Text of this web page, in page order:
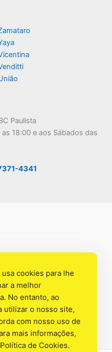
Paulista
18:00 e aos Sábados das
4341
cookies para lhe
a melhor
No entanto, ao
utilizar o nosso site,
com nosso uso de
mais informações,
Política de Cookies.